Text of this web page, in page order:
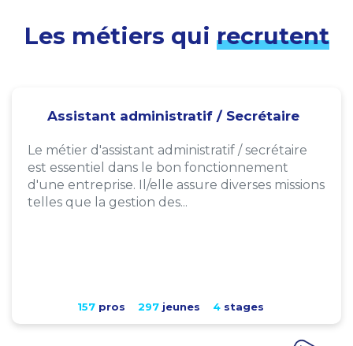
Les métiers qui recrutent
Assistant administratif / Secrétaire
Le métier d'assistant administratif / secrétaire
est essentiel dans le bon fonctionnement
d'une entreprise. Il/elle assure diverses missions
telles que la gestion des...
157pros 297jeunes 4stages